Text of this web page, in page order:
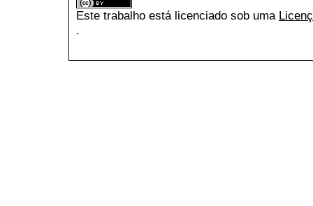
Este trabalho está licenciado sob uma
.